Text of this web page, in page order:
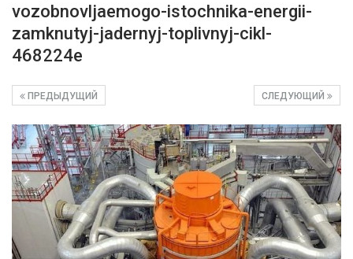
vozobnovljaemogo-istochnika-energii-
zamknutyj-jadernyj-toplivnyj-cikl-
468224e
СЛЕДУЮЩИЙ
ПРЕДЫДУЩИЙ